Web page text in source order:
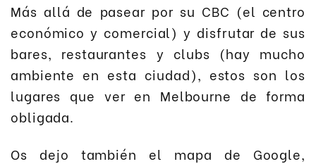
Más allá de pasear por su CBC (el centro
económico y comercial) y disfrutar de sus
bares, restaurantes y clubs (hay mucho
ambiente en esta ciudad), estos son los
lugares que ver en Melbourne de forma
obligada.
Os dejo también el mapa de Google,